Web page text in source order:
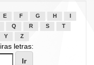
E F G H
Q R S
T
Y Z
letras: